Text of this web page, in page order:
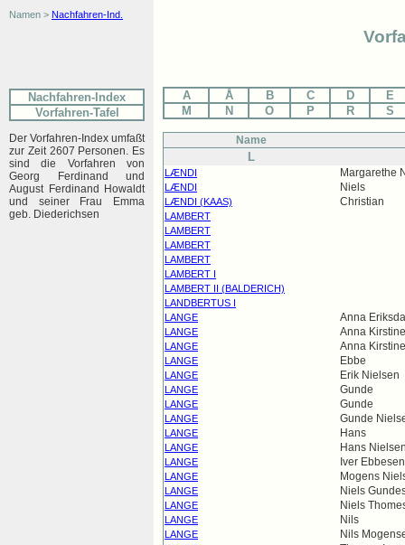
Namen > Nachfahren-Ind.
Nachfahren-Index
Vorfahren-Tafel
Der Vorfahren-Index umfaßt
zur Zeit 2607 Personen. Es
sind die Vorfahren von
Georg Ferdinand und
August Ferdinand Howaldt
und seiner Frau Emma
geb. Diederichsen
A Å B C D
E
M
N O P R S
Name
L
LÆNDI Margarethe
LÆNDI Niels
LÆNDI (KAAS) Christian
LAMBERT
LAMBERT
LAMBERT
LAMBERT
LAMBERT I
LAMBERT II (BALDERICH)
LANDBERTUS I
LANGE
Anna
LANGE Anna Kirstine
LANGE Anna Kirstine
LANGE Ebbe
LANGE Erik Nielsen
LANGE Gunde
LANGE Gunde
LANGE Gunde
LANGE Hans
LANGE Hans
LANGE Iver Ebbesen
LANGE Mogens
LANGE Niels
LANGE Niels
LANGE Nils
LANGE Nils